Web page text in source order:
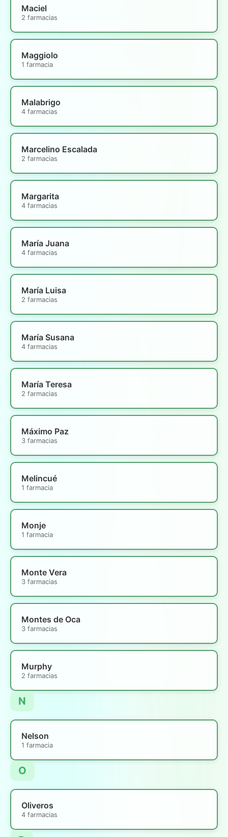
Maciel
2 farmacias
Maggiolo
1 farmacia
Malabrigo
4 farmacias
Marcelino Escalada
2 farmacias
Margarita
4 farmacias
María Juana
4 farmacias
María Luisa
2 farmacias
María Susana
4 farmacias
María Teresa
2 farmacias
Máximo Paz
3 farmacias
Melincué
1 farmacia
Monje
1 farmacia
Monte Vera
3 farmacias
Montes de Oca
3 farmacias
Murphy
2 farmacias
N
Nelson
1 farmacia
O
Oliveros
4 farmacias